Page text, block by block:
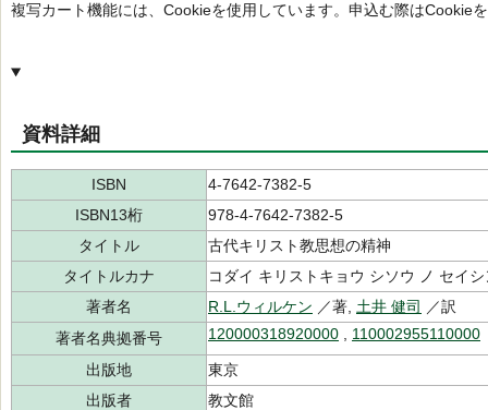
複写カート機能には、Cookieを使用しています。申込む際はCookie
資料詳細
ISBN
4-7642-7382-5
ISBN13桁
978-4-7642-7382-5
タイトル
古代キリスト教思想の精神
タイトルカナ
コダイ キリストキョウ シソウ ノ セイシ
著者名
R.L.ウィルケン ／著, 土井 健司
／訳
著者名典拠番号
120000318920000 110002955110000
出版地
東京
出版者
教文館